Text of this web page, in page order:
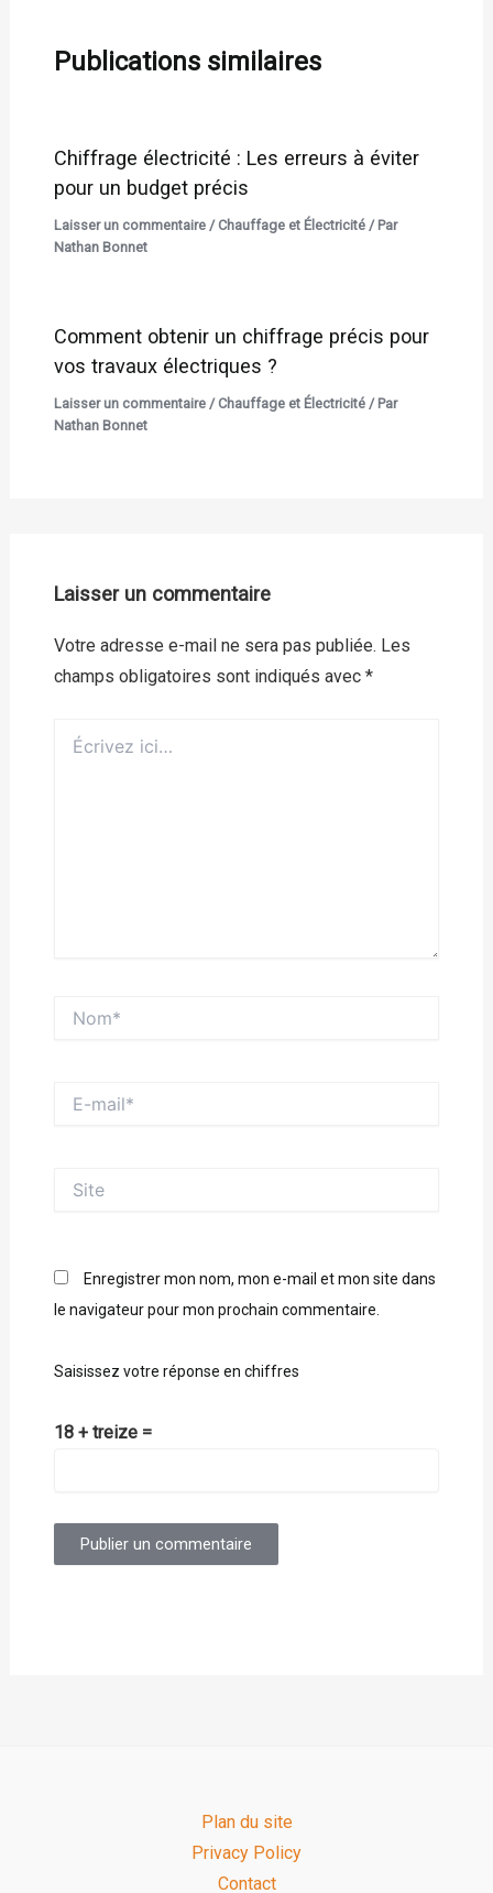
Publications similaires
Chiffrage électricité : Les erreurs à éviter
pour un budget précis
Laisser un commentaire /Chauffage et Électricité/ Par
Nathan Bonnet
Comment obtenir un chiffrage précis pour
vos travaux électriques ?
Laisser un commentaire /Chauffage et Électricité/ Par
Nathan Bonnet
Laisser un commentaire
Votre adresse e-mail ne sera pas publiée. Les
champs obligatoires sont indiqués avec *
ici…
mail*
Enregistrer mon nom, mon e-mail et mon site dans
le navigateur pour mon prochain commentaire.
Saisissez votre réponse en chiffres
18 + treize =
Plan du site
Privacy Policy
Contact